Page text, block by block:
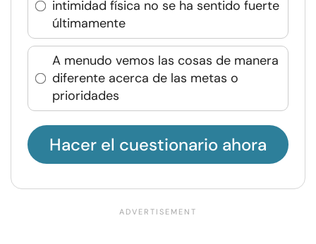
intimidad física no se ha sentido fuerte
últimamente
A menudo vemos las cosas de manera
diferente acerca de las metas o
prioridades
Hacer el cuestionario ahora